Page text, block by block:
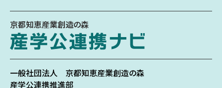
京都知恵産業創造の森
一般社団法人 京都知恵産業創造の森
産学公連携推進部